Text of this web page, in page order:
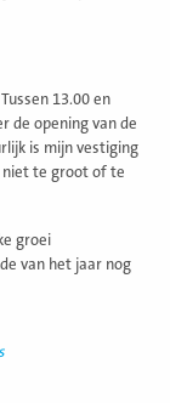
13.00 en
de opening van de
is mijn vestiging
niet te groot of te
groei
van het jaar nog